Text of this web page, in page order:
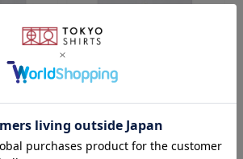
BRICK HOUSE